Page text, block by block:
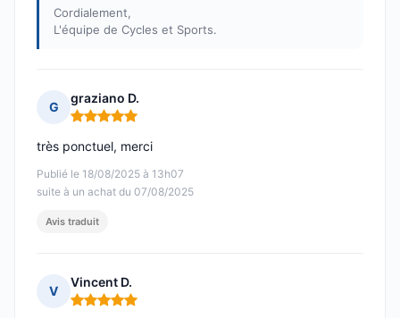
Cordialement,
L'équipe de Cycles et Sports.
G
graziano D.
Note : 5 sur 5
Publié le 18/08/2025 à 13h07
suite à un achat du 07/08/2025
très ponctuel, merci
Avis traduit
V
Vincent D.
Note : 5 sur 5